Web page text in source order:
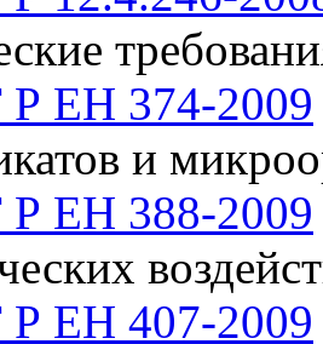
ЕН 374-2009
и
ЕН 388-2009
ЕН 407-2009